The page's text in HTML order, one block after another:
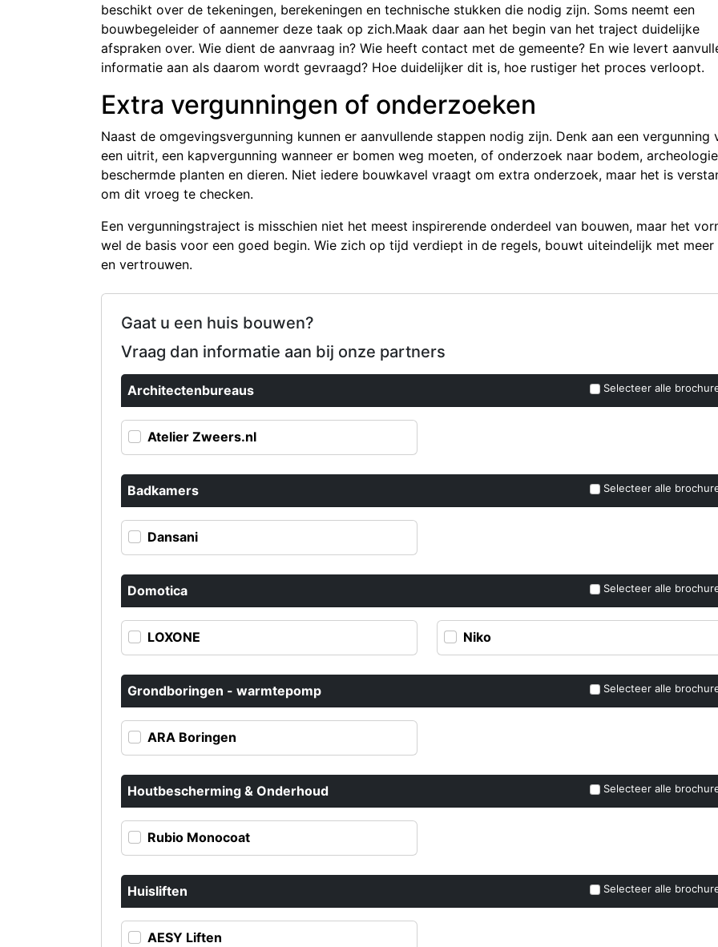
beschikt over de tekeningen, berekeningen en technische stukken die nodig zijn. Soms neemt een
bouwbegeleider of aannemer deze taak op zich.Maak daar aan het begin van het traject duidelijke
afspraken over. Wie dient de aanvraag in? Wie heeft contact met de gemeente? En wie levert
informatie aan als daarom wordt gevraagd? Hoe duidelijker dit is, hoe rustiger het proces verloopt.
Extra vergunningen of onderzoeken
Naast de omgevingsvergunning kunnen er aanvullende stappen nodig zijn. Denk aan een vergunning
een uitrit, een kapvergunning wanneer er bomen weg moeten, of onderzoek naar bodem,
beschermde planten en dieren. Niet iedere bouwkavel vraagt om extra onderzoek, maar het is
om dit vroeg te checken.
Een vergunningstraject is misschien niet het meest inspirerende onderdeel van bouwen, maar het
wel de basis voor een goed begin. Wie zich op tijd verdiept in de regels, bouwt uiteindelijk met meer
en vertrouwen.
Gaat u een huis bouwen?
Vraag dan informatie aan bij onze partners
Architectenbureaus Selecteer alle
Atelier Zweers.nl
Badkamers Selecteer alle
Dansani
Domotica Selecteer alle
LOXONE Niko
Grondboringen - warmtepomp Selecteer alle
ARA Boringen
Houtbescherming & Onderhoud Selecteer alle
Rubio Monocoat
Huisliften Selecteer alle
AESY Liften